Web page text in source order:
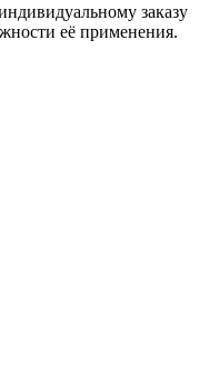
заказу
её применения.